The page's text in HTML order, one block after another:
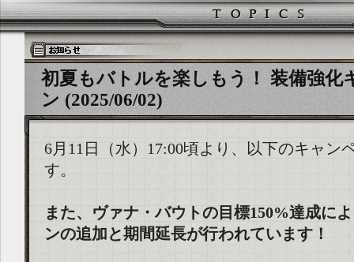
初夏もバトルを楽しもう！ 装備強化
ン (2025/06/02)
6月11日（水）17:00頃より、以下のキャン
す。
また、ヴァナ・バウトの目標150%達成に
ンの追加と期間延長が行われています！